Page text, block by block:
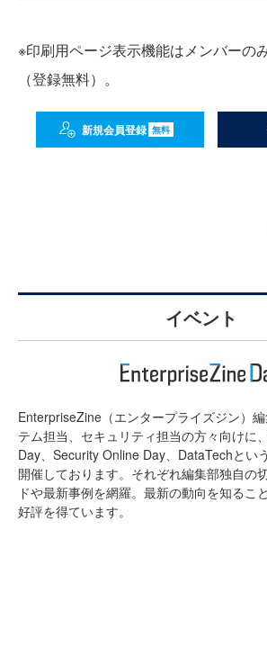
※印刷用ページ表示機能はメンバーの
（登録無料）。
新規会員登録 無料
イベント
EnterpriseZine（エンタープライズジン）
テム担当、セキュリティ担当の方々向けに
Day、Security Online Day、DataTechとい
開催しております。それぞれ編集部独自の
ドや最新事例を網羅。最新の動向を知るこ
好評を得ています。